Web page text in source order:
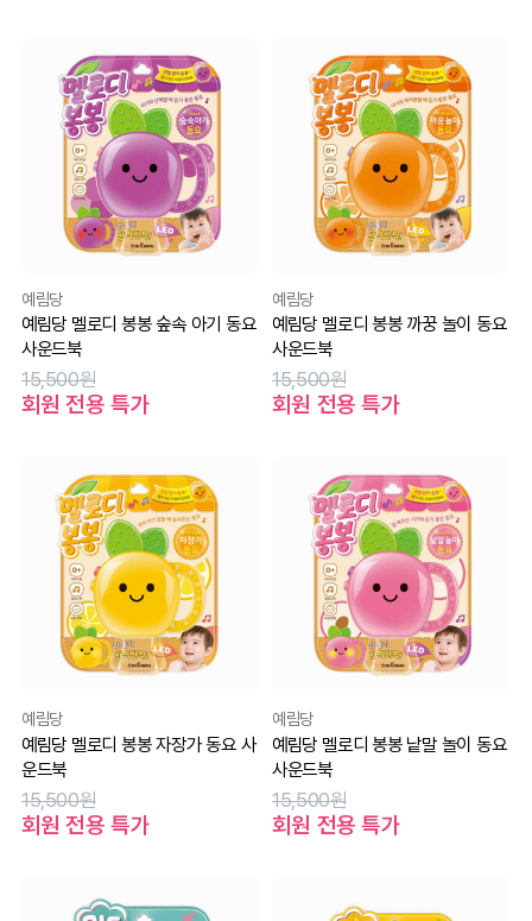
예림당
예림당 멜로디 봉봉 숲속 아기 동요
사운드북
15,500원
회원 전용 특가
예림당
예림당 멜로디 봉봉 까꿍 놀이 동요
사운드북
15,500원
회원 전용 특가
예림당
예림당 멜로디 봉봉 자장가 동요 사
운드북
15,500원
회원 전용 특가
예림당
예림당 멜로디 봉봉 낱말 놀이 동요
사운드북
15,500원
회원 전용 특가